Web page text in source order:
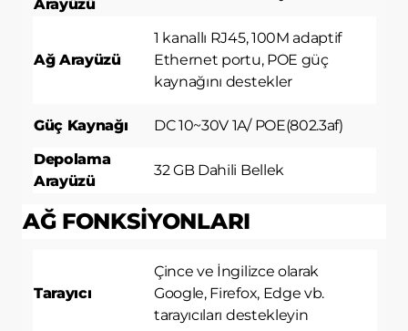
Arayüzü
Ağ Arayüzü
1 kanallı RJ45, 100M adaptif
Ethernet portu, POE güç
kaynağını destekler
Güç Kaynağı
DC 10~30V 1A/ POE(802.3af)
Depolama
Arayüzü
32 GB Dahili Bellek
AĞ FONKSİYONLARI
Tarayıcı
Çince ve İngilizce olarak
Google, Firefox, Edge vb.
tarayıcıları destekleyin